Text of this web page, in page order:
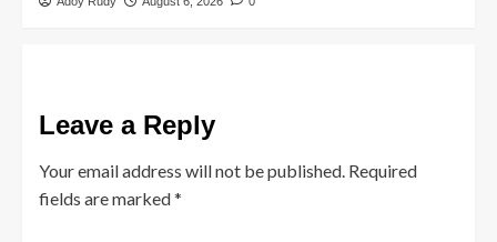
Leave a Reply
Your email address will not be published. Required
fields are marked*